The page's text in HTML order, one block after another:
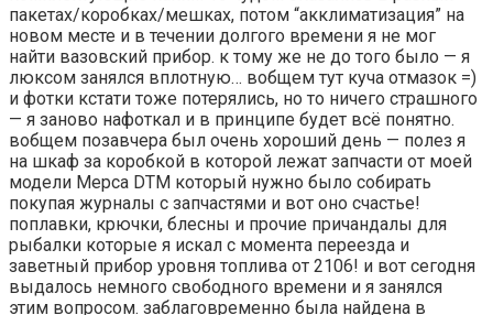
пакетах/коробках/мешках, потом “акклиматизация” на
новом месте и в течении долгого времени я не мог
найти вазовский прибор. к тому же не до того было — я
люксом занялся вплотную… вобщем тут куча отмазок =)
и фотки кстати тоже потерялись, но то ничего страшного
— я заново нафоткал и в принципе будет всё понятно.
вобщем позавчера был очень хороший день — полез я
на шкаф за коробкой в которой лежат запчасти от моей
модели Мерса DTM который нужно было собирать
покупая журналы с запчастями и вот оно счастье!
поплавки, крючки, блесны и прочие причандалы для
рыбалки которые я искал с момента переезда и
заветный прибор уровня топлива от 2106! и вот сегодня
выдалось немного свободного времени и я занялся
этим вопросом. заблаговременно была найдена в